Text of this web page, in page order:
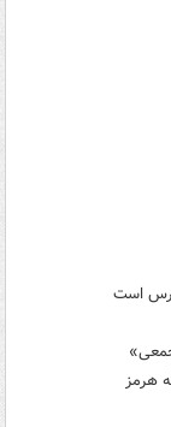
ترس است
هرمز